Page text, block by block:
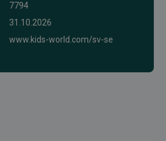
7794
31.10.2026
www.kids-world.com/sv-se